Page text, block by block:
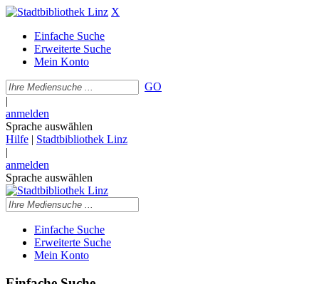
X
Einfache Suche
Erweiterte Suche
Mein Konto
GO
|
anmelden
Sprache auswählen
Hilfe | Stadtbibliothek Linz
|
anmelden
Sprache auswählen
Einfache Suche
Erweiterte Suche
Mein Konto